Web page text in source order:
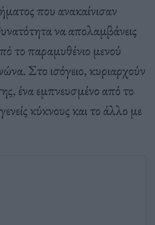
που ανακαίνισαν
να απολαμβάνεις
το παραμυθένιο μενού
Στο ισόγειο, κυριαρχούν
ένα εμπνευσμένο από το
κύκνους και το άλλο με